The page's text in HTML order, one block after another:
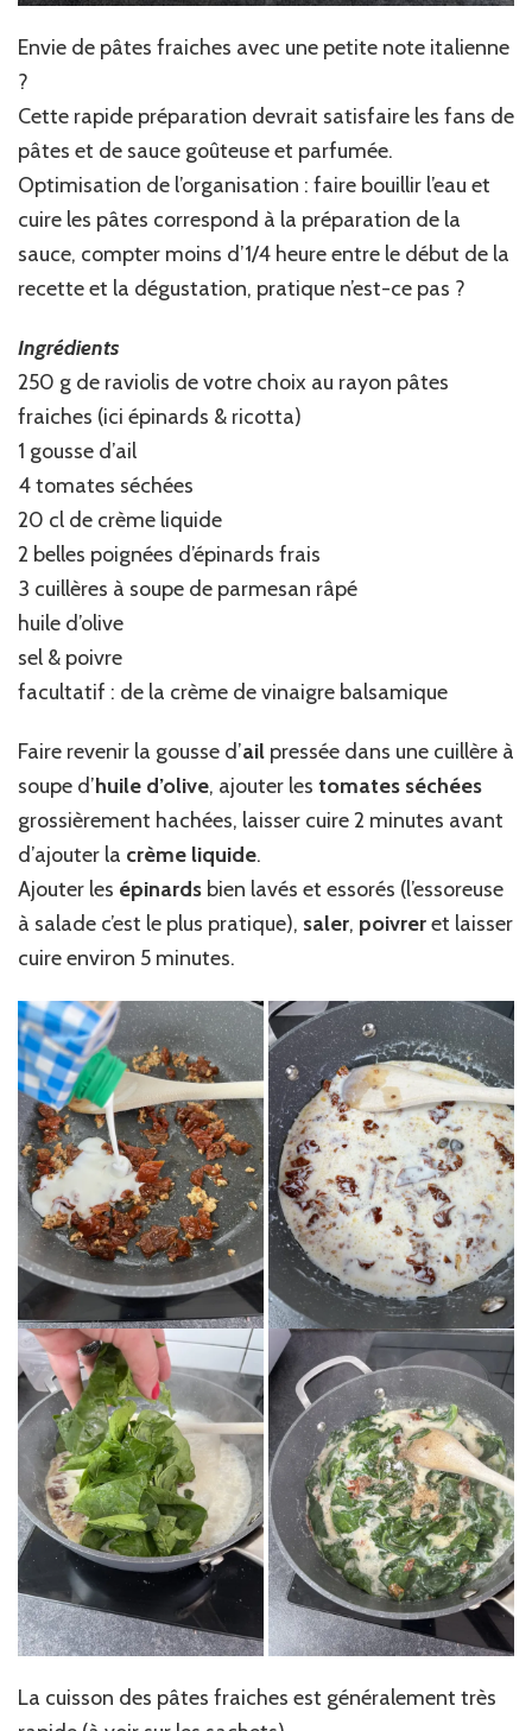
Envie de pâtes fraiches avec une petite note italienne
?
Cette rapide préparation devrait satisfaire les fans de
pâtes et de sauce goûteuse et parfumée.
Optimisation de l’organisation : faire bouillir l’eau et
cuire les pâtes correspond à la préparation de la
sauce, compter moins d’1/4 heure entre le début de la
recette et la dégustation, pratique n’est-ce pas ?
Ingrédients
250 g de raviolis de votre choix au rayon pâtes
fraiches (ici épinards & ricotta)
1 gousse d’ail
4 tomates séchées
20 cl de crème liquide
2 belles poignées d’épinards frais
3 cuillères à soupe de parmesan râpé
huile d’olive
sel & poivre
facultatif : de la crème de vinaigre balsamique
Faire revenir la gousse d’ail pressée dans une cuillère à
soupe d’huile d’olive, ajouter les tomates séchées
grossièrement hachées, laisser cuire 2 minutes avant
d’ajouter la crème liquide.
Ajouter les épinards bien lavés et essorés (l’essoreuse
à salade c’est le plus pratique), saler, poivreret laisser
cuire environ 5 minutes.
La cuisson des pâtes fraiches est généralement très